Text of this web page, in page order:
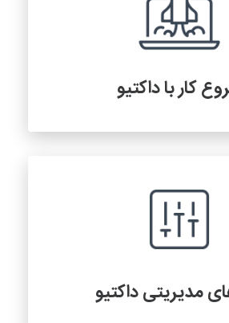
کار با داکتیو
مدیریتی داکتیو